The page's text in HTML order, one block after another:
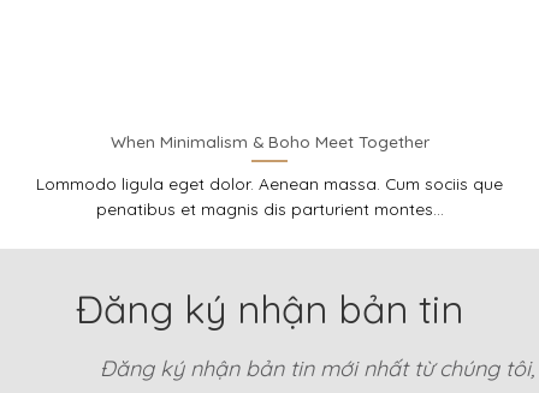
When Minimalism & Boho Meet Together
Lommodo ligula eget dolor. Aenean massa. Cum sociis que
penatibus et magnis dis parturient montes...
Đăng ký nhận bản tin
Đăng ký nhận bản tin mới nhất từ chúng